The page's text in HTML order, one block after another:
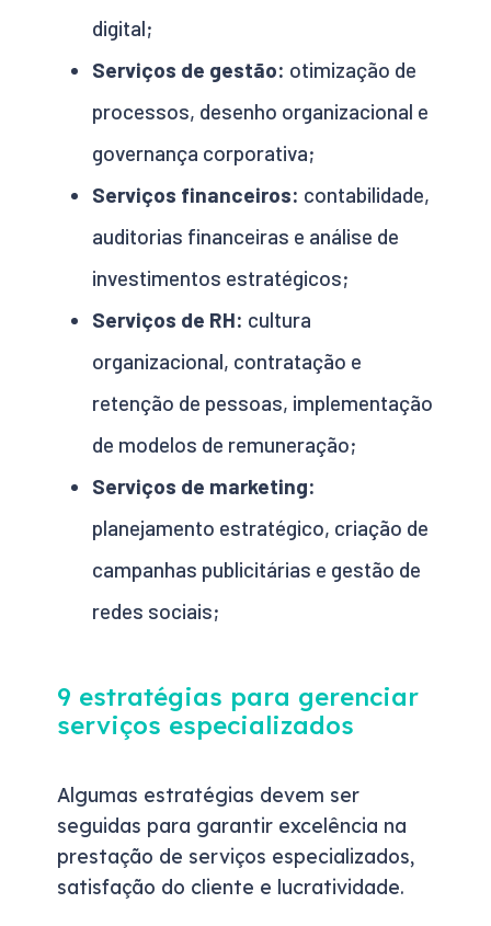
digital;
Serviços de gestão: otimização de
processos, desenho organizacional e
governança corporativa;
Serviços financeiros: contabilidade,
auditorias financeiras e análise de
investimentos estratégicos;
Serviços de RH: cultura
organizacional, contratação e
retenção de pessoas, implementação
de modelos de remuneração;
Serviços de marketing:
planejamento estratégico, criação de
campanhas publicitárias e gestão de
redes sociais;
9 estratégias para gerenciar
serviços especializados
Algumas estratégias devem ser
seguidas para garantir excelência na
prestação de serviços especializados,
satisfação do cliente e lucratividade.